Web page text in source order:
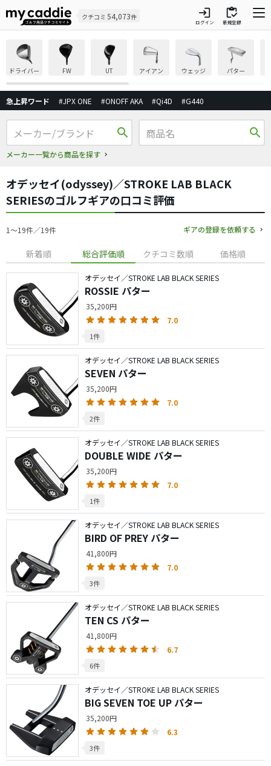
クチコミ 54,073件 login
ログイン
inventory
新規登録
ドライバー FW UT アイアン ウェッジ パター
急上昇ワード #JPX ONE #ONOFF AKA #Qi4D #G440
search
メーカー一覧から商品を探す
search
オデッセイ(odyssey)／STROKE LAB BLACK
SERIESのゴルフギアの口コミ評価
1〜19件／19件 ギアの登録を依頼する
新着順 総合評価順 クチコミ数順 価格順
オデッセイ／STROKE LAB BLACK SERIES
ROSSIE パター
35,200円
7.0
1件
オデッセイ／STROKE LAB BLACK SERIES
SEVEN パター
35,200円
7.0
2件
オデッセイ／STROKE LAB BLACK SERIES
DOUBLE WIDE パター
35,200円
7.0
1件
オデッセイ／STROKE LAB BLACK SERIES
BIRD OF PREY パター
41,800円
7.0
3件
オデッセイ／STROKE LAB BLACK SERIES
TEN CS パター
41,800円
6.7
6件
オデッセイ／STROKE LAB BLACK SERIES
BIG SEVEN TOE UP パター
35,200円
6.3
3件